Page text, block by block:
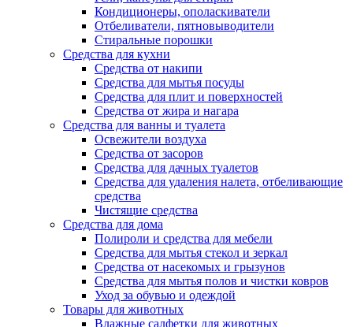
Кондиционеры, ополаскиватели
Отбеливатели, пятновыводители
Стиральные порошки
Средства для кухни
Средства от накипи
Средства для мытья посуды
Средства для плит и поверхностей
Средства от жира и нагара
Средства для ванны и туалета
Освежители воздуха
Средства от засоров
Средства для дачных туалетов
Средства для удаления налета, отбеливающие
средства
Чистящие средства
Средства для дома
Полироли и средства для мебели
Средства для мытья стекол и зеркал
Средства от насекомых и грызунов
Средства для мытья полов и чистки ковров
Уход за обувью и одеждой
Товары для животных
Влажные салфетки для животных